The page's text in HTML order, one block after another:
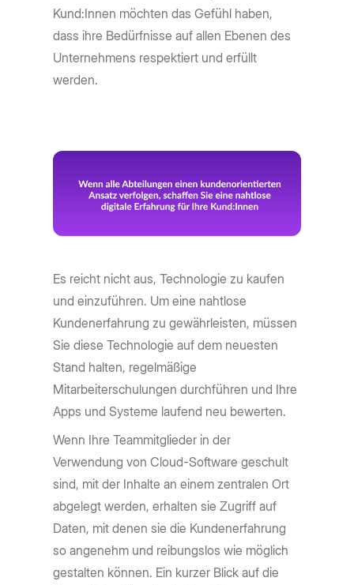
Kund:Innen möchten das Gefühl haben,
dass ihre Bedürfnisse auf allen Ebenen des
Unternehmens respektiert und erfüllt
werden.
Es reicht nicht aus, Technologie zu kaufen
und einzuführen. Um eine nahtlose
Kundenerfahrung zu gewährleisten, müssen
Sie diese Technologie auf dem neuesten
Stand halten, regelmäßige
Mitarbeiterschulungen durchführen und Ihre
Apps und Systeme laufend neu bewerten.
Wenn Ihre Teammitglieder in der
Verwendung von Cloud-Software geschult
sind, mit der Inhalte an einem zentralen Ort
abgelegt werden, erhalten sie Zugriff auf
Daten, mit denen sie die Kundenerfahrung
so angenehm und reibungslos wie möglich
gestalten können. Ein kurzer Blick auf die